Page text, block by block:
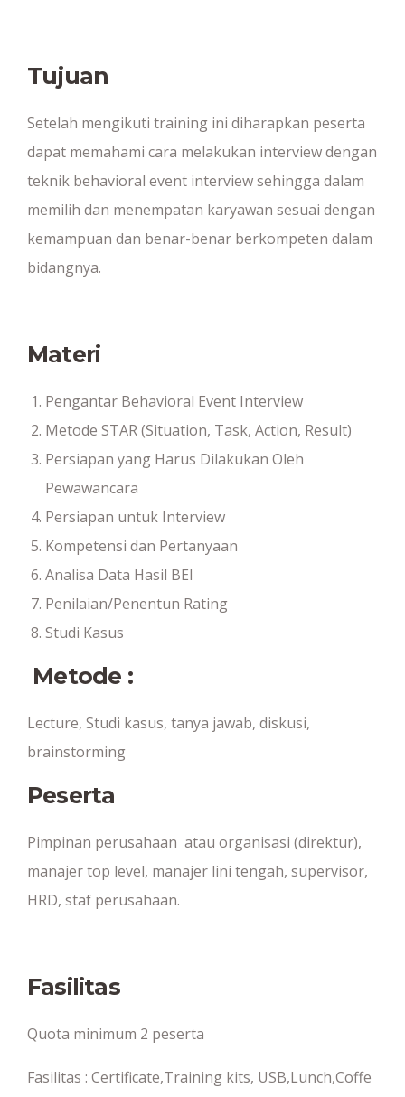
Tujuan
Setelah mengikuti training ini diharapkan peserta
dapat memahami cara melakukan interview dengan
teknik behavioral event interview sehingga dalam
memilih dan menempatan karyawan sesuai dengan
kemampuan dan benar-benar berkompeten dalam
bidangnya.
Materi
Pengantar Behavioral Event Interview
Metode STAR (Situation, Task, Action, Result)
Persiapan yang Harus Dilakukan Oleh
Pewawancara
Persiapan untuk Interview
Kompetensi dan Pertanyaan
Analisa Data Hasil BEI
Penilaian/Penentun Rating
Studi Kasus
Metode :
Lecture, Studi kasus, tanya jawab, diskusi,
brainstorming
Peserta
Pimpinan perusahaan atau organisasi (direktur),
manajer top level, manajer lini tengah, supervisor,
HRD, staf perusahaan.
Fasilitas
Quota minimum 2 peserta
Fasilitas : Certificate,Training kits, USB,Lunch,Coffe